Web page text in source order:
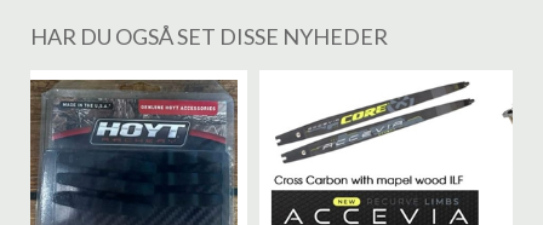
HAR DU OGSÅ SET DISSE NYHEDER